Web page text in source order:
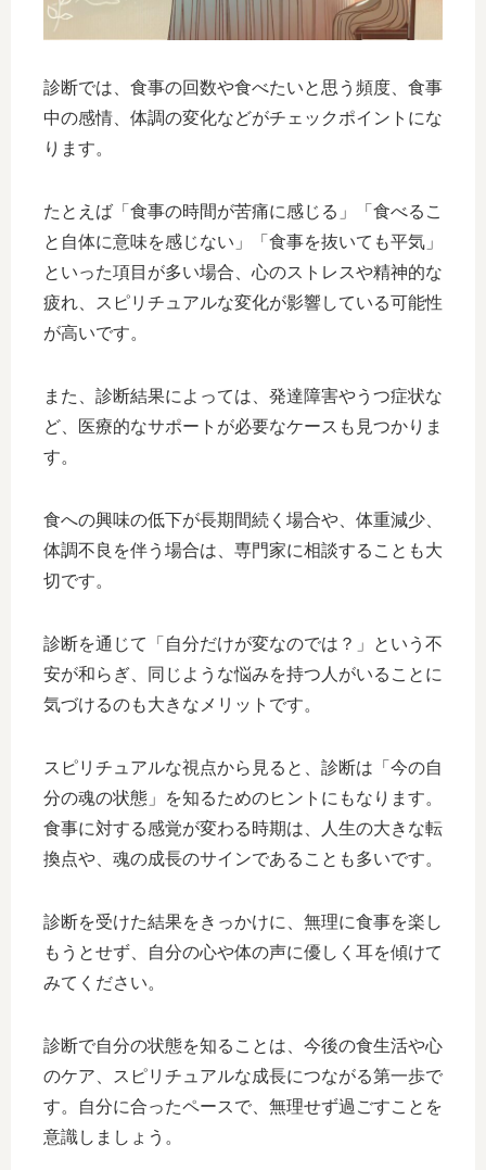
診断では、食事の回数や食べたいと思う頻度、食事
中の感情、体調の変化などがチェックポイントにな
ります。
たとえば「食事の時間が苦痛に感じる」「食べるこ
と自体に意味を感じない」「食事を抜いても平気」
といった項目が多い場合、心のストレスや精神的な
疲れ、スピリチュアルな変化が影響している可能性
が高いです。
また、診断結果によっては、発達障害やうつ症状な
ど、医療的なサポートが必要なケースも見つかりま
す。
食への興味の低下が長期間続く場合や、体重減少、
体調不良を伴う場合は、専門家に相談することも大
切です。
診断を通じて「自分だけが変なのでは？」という不
安が和らぎ、同じような悩みを持つ人がいることに
気づけるのも大きなメリットです。
スピリチュアルな視点から見ると、診断は「今の自
分の魂の状態」を知るためのヒントにもなります。
食事に対する感覚が変わる時期は、人生の大きな転
換点や、魂の成長のサインであることも多いです。
診断を受けた結果をきっかけに、無理に食事を楽し
もうとせず、自分の心や体の声に優しく耳を傾けて
みてください。
診断で自分の状態を知ることは、今後の食生活や心
のケア、スピリチュアルな成長につながる第一歩で
す。自分に合ったペースで、無理せず過ごすことを
意識しましょう。